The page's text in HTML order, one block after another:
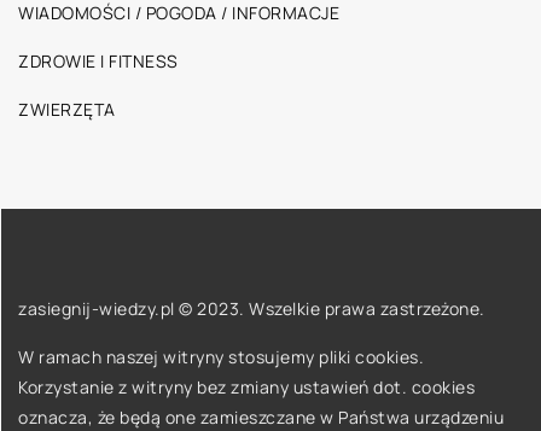
WIADOMOŚCI / POGODA / INFORMACJE
ZDROWIE I FITNESS
ZWIERZĘTA
zasiegnij-wiedzy.pl © 2023. Wszelkie prawa zastrzeżone.
W ramach naszej witryny stosujemy pliki cookies.
Korzystanie z witryny bez zmiany ustawień dot. cookies
oznacza, że będą one zamieszczane w Państwa urządzeniu